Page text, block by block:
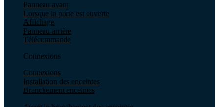
Panneau avant
Lorsque la porte est ouverte
Affichage
Panneau arrière
Télécommande
Connexions
Connexions
Installation des enceintes
Branchement enceintes